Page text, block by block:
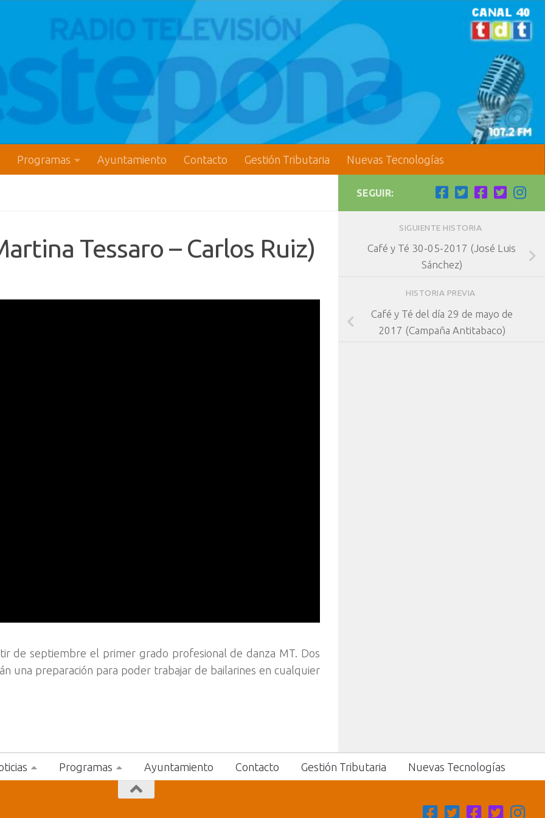
Programas Ayuntamiento Contacto Gestión Tributaria Nuevas Tecnologías
Tessaro – Carlos Ruiz)
de septiembre el primer grado profesional de danza MT. Dos
una preparación para poder trabajar de bailarines en cualquier
SEGUIR:
SIGUIENTE HISTORIA
Café y Té 30-05-2017 (José Luis
Sánchez)
HISTORIA PREVIA
Café y Té del día 29 de mayo de
2017 (Campaña Antitabaco)
Programas Ayuntamiento Contacto Gestión Tributaria Nuevas Tecnologías